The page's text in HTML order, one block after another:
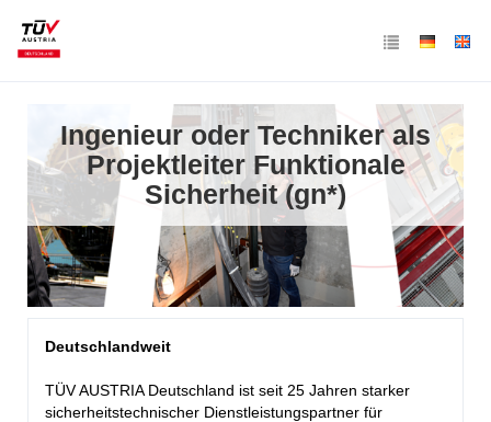
Ingenieur oder Techniker als
Projektleiter Funktionale
Sicherheit (gn*)
Deutschlandweit
TÜV AUSTRIA Deutschland ist seit 25 Jahren starker
sicherheitstechnischer Dienstleistungspartner für